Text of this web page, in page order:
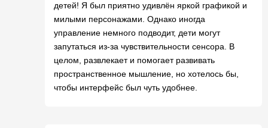
детей! Я был приятно удивлён яркой графикой и
милыми персонажами. Однако иногда
управление немного подводит, дети могут
запутаться из-за чувствительности сенсора. В
целом, развлекает и помогает развивать
пространственное мышление, но хотелось бы,
чтобы интерфейс был чуть удобнее.